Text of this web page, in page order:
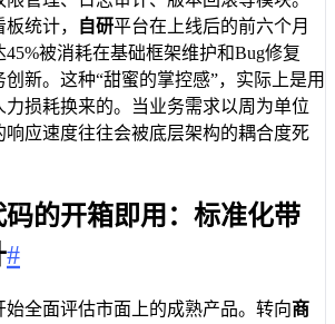
统计，
自研平台在上线后的前六个月
被消耗在基础框架维护和Bug修复
创新。这种“甜蜜的掌控感”，实际上是用
力损耗换来的。当业务需求以周为单位
响应速度往往会被底层架构的耦合度死
的开箱即用：标准化带
#
全面评估市面上的成熟产品。转向商